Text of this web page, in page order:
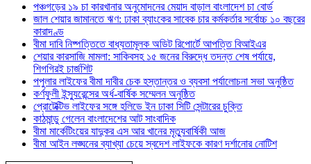
পঞ্চগড়ের ১৯ চা কারখানার অনুমোদনের মেয়াদ বাড়াল বাংলাদেশ চা বোর্ড
জাল শেয়ার জামানতে ঋণ: ঢাকা ব্যাংকের সাবেক চার কর্মকর্তার সর্বোচ্চ ১০ বছরের
কারাদণ্ড
বীমা দাবি নিষ্পত্তিতে বাধ্যতামূলক অডিট রিপোর্টে আপত্তি বিআইএর
শেয়ার কারসাজি মামলা: সাকিবসহ ১৫ জনের বিরুদ্ধে তদন্ত শেষ পর্যায়ে,
শিগগিরই চার্জশিট
পপুলার লাইফের বীমা দাবীর চেক হস্তান্তর ও ব্যবসা পর্যালোচনা সভা অনুষ্ঠিত
কর্ণফুলী ইন্স্যুরেন্সের অর্ধ-বার্ষিক সম্মেলন অনুষ্ঠিত
প্রোটেক্টিভ লাইফের সঙ্গে হলিডে ইন ঢাকা সিটি সেন্টারের চুক্তি
কাঠমান্ডু গেলেন বাংলাদেশের আট সাংবাদিক
বীমা মার্কেটিংয়ের যাদুকর এস আর খানের মৃত্যুবার্ষিকী আজ
বীমা আইন লঙ্ঘনের ব্যাখ্যা চেয়ে স্বদেশ লাইফকে কারণ দর্শানোর নোটিশ